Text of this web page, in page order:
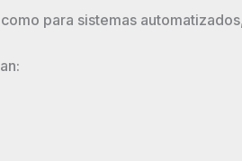
para sistemas